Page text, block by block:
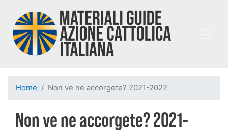
contenuto
Home Non ve ne accorgete? 2021-2022
Non ve ne accorgete? 2021-